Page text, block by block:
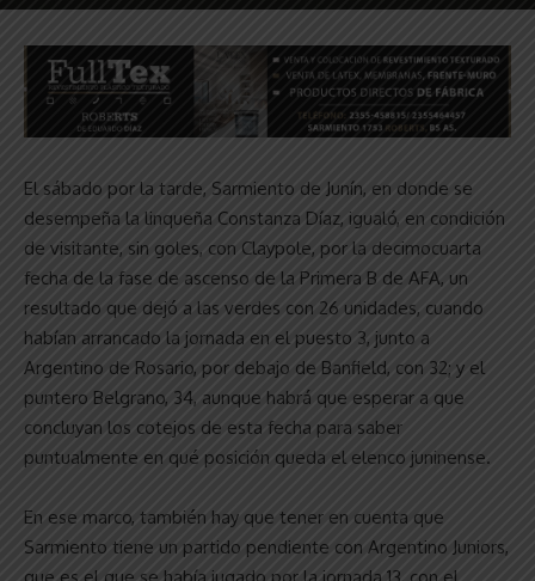
El sábado por la tarde, Sarmiento de Junín, en donde se
desempeña la linqueña Constanza Díaz, igualó, en condición
de visitante, sin goles, con Claypole, por la decimocuarta
fecha de la fase de ascenso de la Primera B de AFA, un
resultado que dejó a las verdes con 26 unidades, cuando
habían arrancado la jornada en el puesto 3, junto a
Argentino de Rosario, por debajo de Banfield, con 32; y el
puntero Belgrano, 34, aunque habrá que esperar a que
concluyan los cotejos de esta fecha para saber
puntualmente en qué posición queda el elenco juninense.
En ese marco, también hay que tener en cuenta que
Sarmiento tiene un partido pendiente con Argentino Juniors,
que es el que se había jugado por la jornada 13, con el